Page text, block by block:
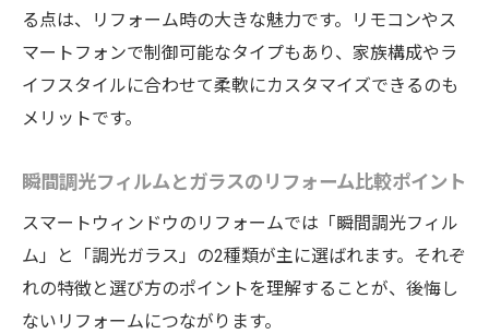
る点は、リフォーム時の大きな魅力です。リモコンやス
マートフォンで制御可能なタイプもあり、家族構成やラ
イフスタイルに合わせて柔軟にカスタマイズできるのも
メリットです。
瞬間調光フィルムとガラスのリフォーム比較ポイント
スマートウィンドウのリフォームでは「瞬間調光フィル
ム」と「調光ガラス」の2種類が主に選ばれます。それぞ
れの特徴と選び方のポイントを理解することが、後悔し
ないリフォームにつながります。